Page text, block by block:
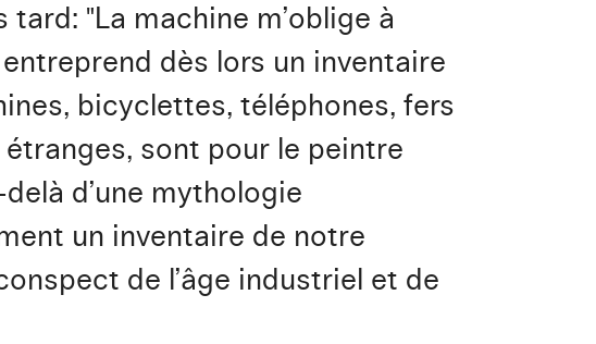
"La machine m’oblige à
dès lors un inventaire
bicyclettes, téléphones, fers
sont pour le peintre
d’une mythologie
un inventaire de notre
de l’âge industriel et de